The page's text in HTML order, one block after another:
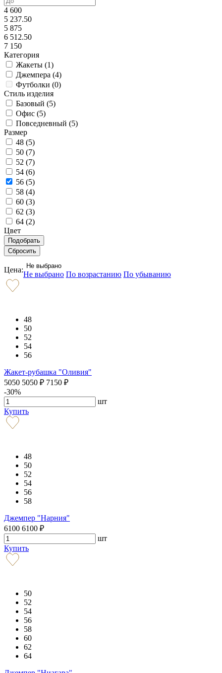
4 600
5 237.50
5 875
6 512.50
7 150
Категория
Жакеты (1)
Джемпера (4)
Футболки (0)
Стиль изделия
Базовый (5)
Офис (5)
Повседневный (5)
Размер
48 (5)
50 (7)
52 (7)
54 (6)
56 (5)
58 (4)
60 (3)
62 (3)
64 (2)
Цвет
Цена: Не выбрано
Не выбрано По возрастанию По убыванию
48
50
52
54
56
Жакет-рубашка "Оливия"
5050 5050 ₽ 7150 ₽
-30%
шт
Купить
48
50
52
54
56
58
Джемпер "Нарния"
6100 6100 ₽
шт
Купить
50
52
54
56
58
60
62
64